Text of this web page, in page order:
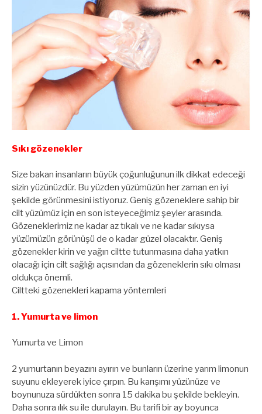
Sıkı gözenekler
Size bakan insanların büyük çoğunluğunun ilk dikkat edeceği
sizin yüzünüzdür. Bu yüzden yüzümüzün her zaman en iyi
şekilde görünmesini istiyoruz. Geniş gözeneklere sahip bir
cilt yüzümüz için en son isteyeceğimiz şeyler arasında.
Gözeneklerimiz ne kadar az tıkalı ve ne kadar sıkıysa
yüzümüzün görünüşü de o kadar güzel olacaktır. Geniş
gözenekler kirin ve yağın ciltte tutunmasına daha yatkın
olacağı için cilt sağlığı açısından da gözeneklerin sıkı olması
oldukça önemli.
Ciltteki gözenekleri kapama yöntemleri
1. Yumurta ve limon
Yumurta ve Limon
2 yumurtanın beyazını ayırın ve bunların üzerine yarım limonun
suyunu ekleyerek iyice çırpın. Bu karışımı yüzünüze ve
boynunuza sürdükten sonra 15 dakika bu şekilde bekleyin.
Daha sonra ılık su ile durulayın. Bu tarifi bir ay boyunca